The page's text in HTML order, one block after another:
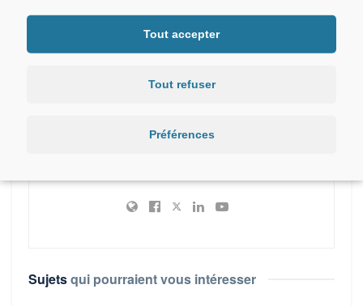
Tout accepter
Tout refuser
Préférences
de Sigean
Article suivant
Sujetsqui pourraient vous intéresser